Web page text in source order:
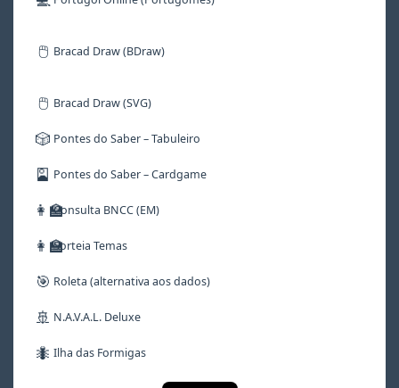
🖱️ Bracad Draw (BDraw)
🖱️ Bracad Draw (SVG)
🎲 Pontes do Saber – Tabuleiro
🎴 Pontes do Saber – Cardgame
👩‍🏫Consulta BNCC (EM)
👩‍🏫Sorteia Temas
🎯 Roleta (alternativa aos dados)
🚢 N.A.V.A.L. Deluxe
🐜 Ilha das Formigas